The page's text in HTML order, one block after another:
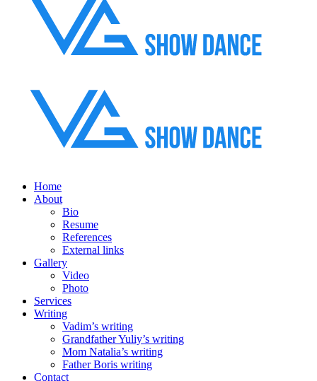
Home
About
Bio
Resume
References
External links
Gallery
Video
Photo
Services
Writing
Vadim’s writing
Grandfather Yuliy’s writing
Mom Natalia’s writing
Father Boris writing
Contact